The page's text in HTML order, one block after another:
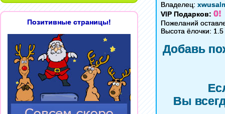
Позитивные страницы!
Владелец:
VIP Подарков: 0!
Пожеланий
Высота ёлочки:
Добавь
Вы